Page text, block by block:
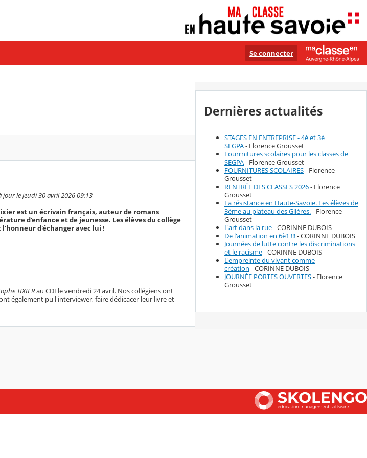
Se connecter
jour le jeudi 30 avril 2026 09:13
est un écrivain français, auteur de romans
d'enfance et de jeunesse. Les élèves du collège
d'échanger avec lui !
TIXIERau CDI le vendredi 24 avril. Nos collégiens ont
également pu l'interviewer, faire dédicacer leur livre et
Dernières actualités
STAGES EN ENTREPRISE - 4è et 3è
SEGPA- Florence Grousset
Fourrnitures scolaires pour les classes de
SEGPA- Florence Grousset
FOURNITURES SCOLAIRES- Florence
Grousset
RENTRÉE DES CLASSES 2026- Florence
Grousset
La résistance en Haute-Savoie. Les élèves de
3ème au plateau des Glières.- Florence
Grousset
L'art dans la rue- CORINNE DUBOIS
De l'animation en 6è1 !!!- CORINNE DUBOIS
Journées de lutte contre les discriminations
et le racisme- CORINNE DUBOIS
L'empreinte du vivant comme
création - CORINNE DUBOIS
JOURNÉE PORTES OUVERTES- Florence
Grousset